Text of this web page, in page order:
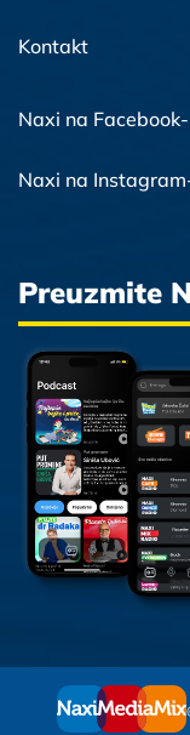
Kontakt
Naxi na
Naxi na
Preuzmite